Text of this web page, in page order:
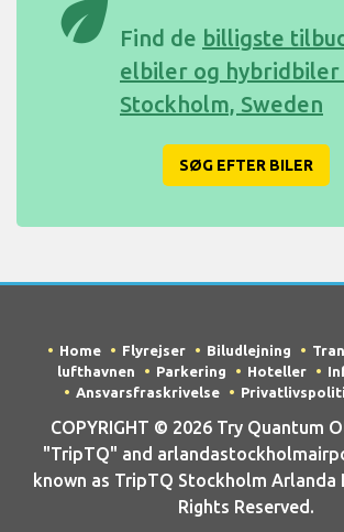
eco Find de billigste
elbiler og hybridbiler
Stockholm, Sweden
SØG EFTER BILER
Home Flyrejser Biludlejning
lufthavnen
Parkering Hoteller
Ansvarsfraskrivelse
COPYRIGHT © 2026 Try Quantum
"TripTQ" and
known as TripTQ Stockholm
Rights Reserved.